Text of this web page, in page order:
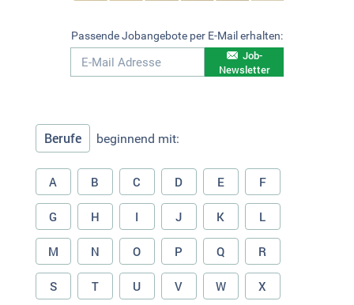
Passende Jobangebote per E-Mail erhalten:
Job-
Newsletter
Berufe beginnend mit:
A B C D E F
G H I J K L
M N O P Q R
S T U V W X